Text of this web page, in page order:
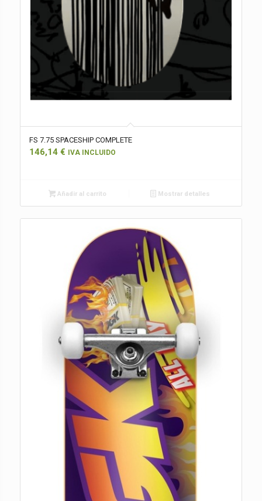
FS 7.75 SPACESHIP COMPLETE
146,14 € IVA INCLUIDO
Añadir al carrito Mostrar detalles